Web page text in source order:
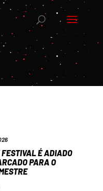
FESTIVAL É ADIADO
PARA O